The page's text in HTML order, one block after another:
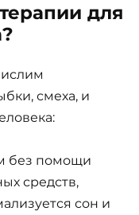
для
смеха, и
без помощи
средств,
сон и